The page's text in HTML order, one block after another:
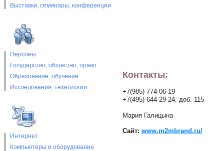
Выставки, cеминары, конференции
Персоны
Государство, общество, право
Образование, обучение
Исследования, технологии
Интернет
Компьютеры и оборудование
Контакты:
+7(985) 774-06-19
+7(495) 644-29-24, доб. 115
Мария Галицына
Сайт: www.m2mbrand.ru/